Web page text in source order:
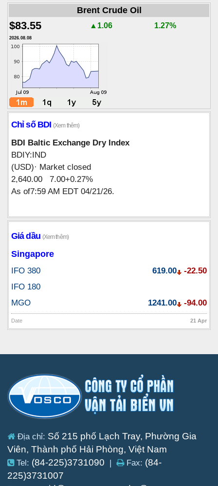
Brent Crude Oil
$83.55 ▲1.06 1.27%
2026.08.08
Chỉ số BDI(Xem thêm)
BDI Baltic Exchange Dry Index
BDIY:IND
(USD)· Market closed
2,640.00 7.00+0.27%
As of7:59 AM EDT 04/21/26.
Giá dầu (Xem thêm)
Singapore
IFO 380 619.00
-22.50
IFO 180
MGO
1241.00 -94.00
Date 21 Apr
Địa chỉ: Số 215 phố Lạch Tray, Phường Gia
Viên, Thành phố Hải Phòng, Việt Nam
Tel: (84-225)3731090 | Fax: (84-
225)3731007